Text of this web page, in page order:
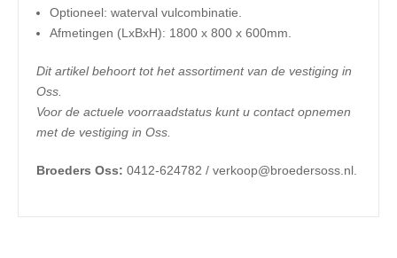
Optioneel: waterval vulcombinatie.
Afmetingen (LxBxH): 1800 x 800 x 600mm.
Dit artikel behoort tot het assortiment van de vestiging in
Oss.
Voor de actuele voorraadstatus kunt u contact opnemen
met de vestiging in Oss.
Broeders Oss: 0412-624782 / verkoop@broedersoss.nl.